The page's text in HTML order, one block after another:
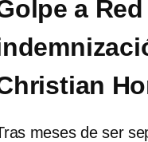
a
meses de ser